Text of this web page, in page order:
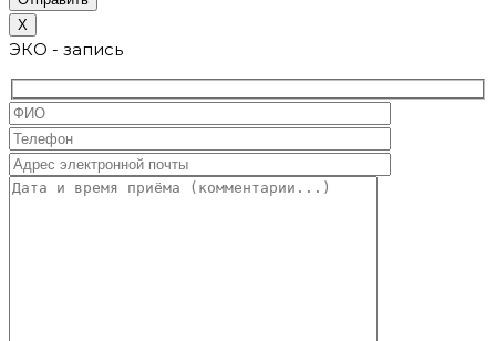
X
ЭКО - запись